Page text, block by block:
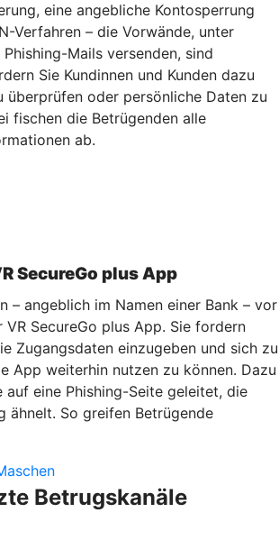
eine angebliche Kontosperrung
Verfahren – die Vorwände, unter
Mails versenden, sind
Sie Kundinnen und Kunden dazu
überprüfen oder persönliche Daten zu
fischen die Betrügenden alle
ab.
SecureGo plus App
– angeblich im Namen einer Bank – vor
VR SecureGo plus App. Sie fordern
Zugangsdaten einzugeben und sich zu
App weiterhin nutzen zu können. Dazu
auf eine Phishing-Seite geleitet, die
ähnelt. So greifen Betrügende
Betrugskanäle